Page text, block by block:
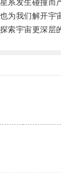
发生碰撞而
我们解开宇
宇宙更深层